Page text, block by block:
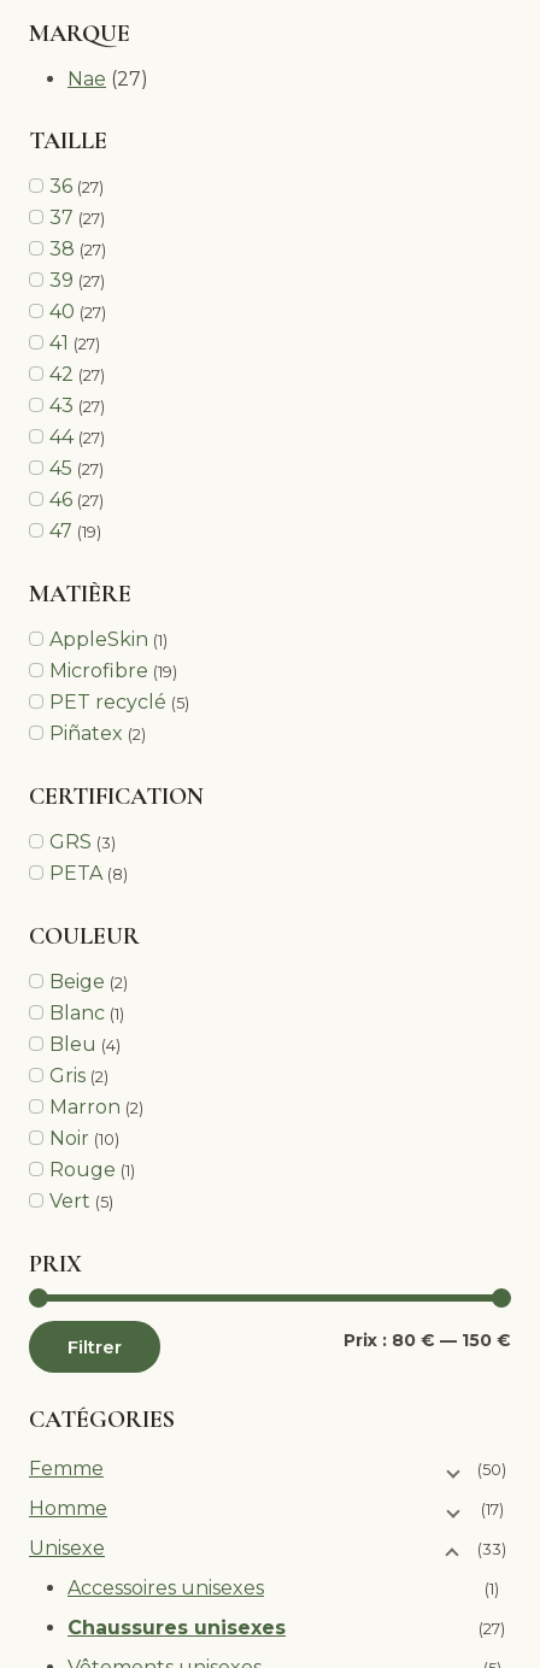
MARQUE
Nae (27)
TAILLE
36 (27)
37 (27)
38 (27)
39 (27)
40 (27)
41 (27)
42 (27)
43 (27)
44 (27)
45 (27)
46 (27)
47 (19)
MATIÈRE
AppleSkin (1)
Microfibre (19)
PET recyclé (5)
Piñatex (2)
CERTIFICATION
GRS (3)
PETA (8)
COULEUR
Beige (2)
Blanc (1)
Bleu (4)
Gris (2)
Marron (2)
Noir (10)
Rouge (1)
Vert (5)
PRIX
Filtrer Prix : 80 € — 150 €
CATÉGORIES
Femme (50)
Homme (17)
Unisexe (33)
Accessoires unisexes (1)
Chaussures unisexes (27)